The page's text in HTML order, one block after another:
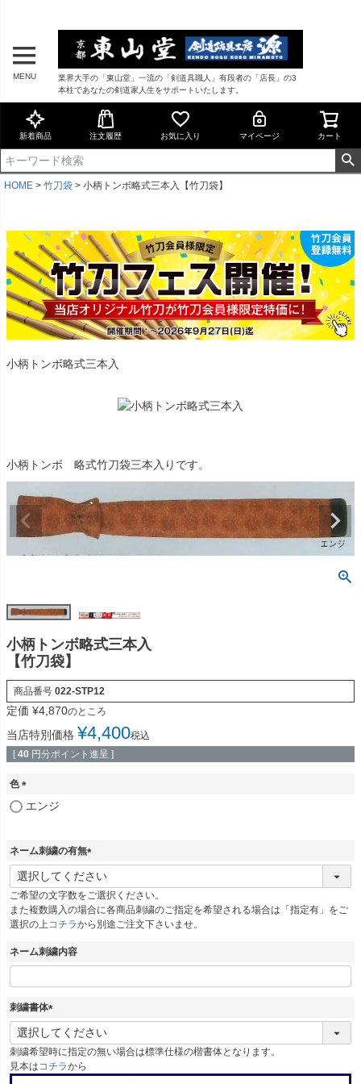
MENU
業界大手の「東山堂」一流の「剣道具職人」有段者の「店長」の3
本柱であなたの剣道家人生をサポートいたします。
新着商品 注文履歴 お気に入り マイページ カート
HOME 竹刀袋 小柄トンボ略式三本入【竹刀袋】
小柄トンボ略式三本入
小柄トンボ 略式竹刀袋三本入りです。
小柄トンボ略式三本入
【竹刀袋】
商品番号 022-STP12
定価 ¥4,870のところ
当店特別価格 ¥4,400税込
[ 40 円分ポイント進呈 ]
色
( エンジ
ネーム刺繍の有無
(
必
須
)
ご希望の文字数をご選択ください。
また複数購入の場合に各商品刺繍のご指定を希望される場合は「指定有」をご
選択の上コチラから別途ご注文下さいませ。
ネーム刺繍内容
刺繍書体
(
必
須
)
刺繍希望時に指定の無い場合は標準仕様の楷書体となります。
見本はコチラから